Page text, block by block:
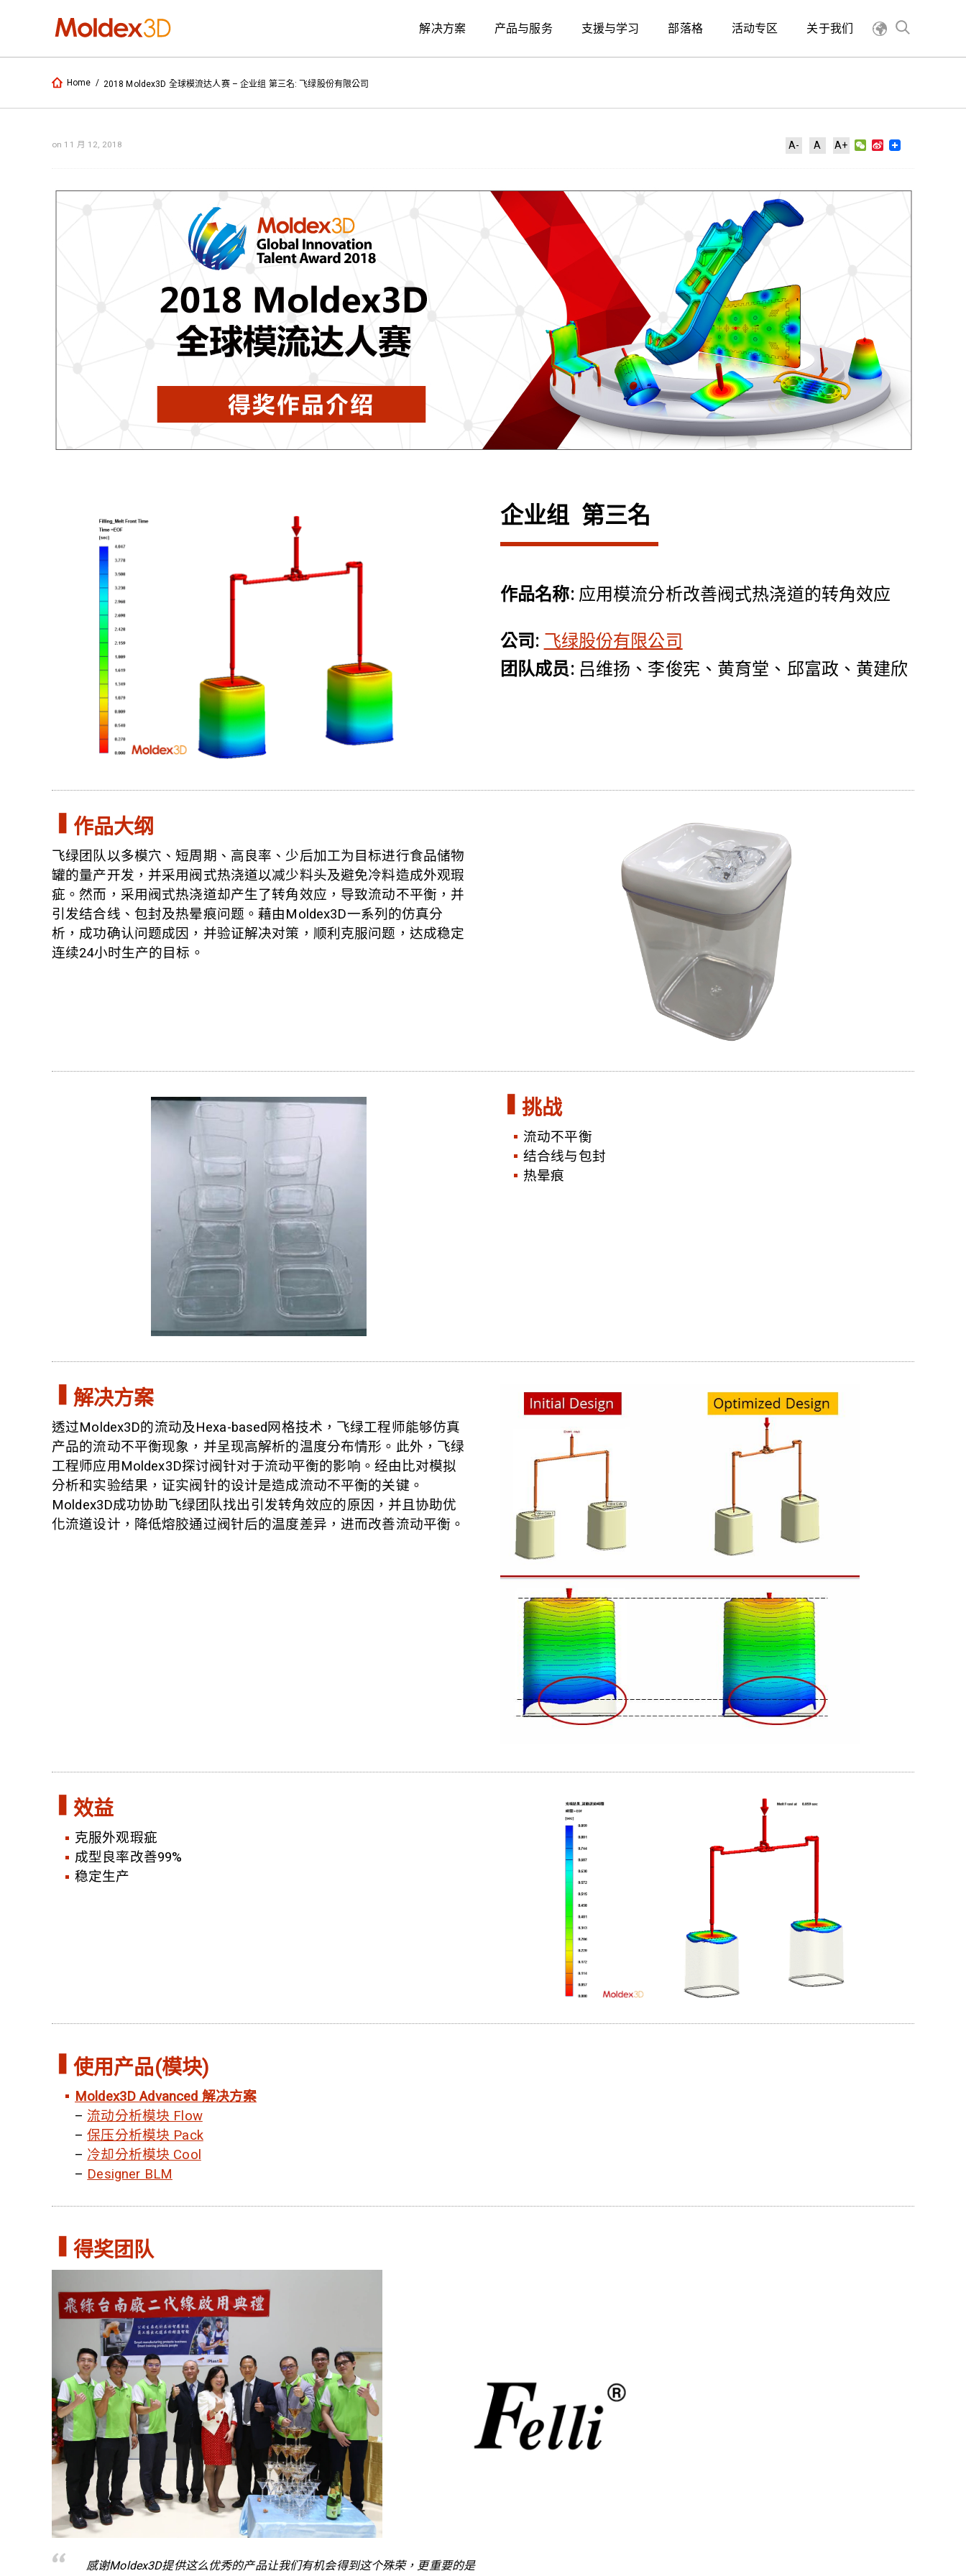
解决方案 产品与服务 支援与学习 部落格 活动专区 关于我们
Home / 2018 Moldex3D 全球模流达人赛 – 企业组 第三名: 飞绿股份有限公司
on 11 月 12, 2018 A- A A+ WeChat
Sina
企业组 第三名
作品名称:应用模流分析改善阀式热浇道的转角效应
公司: 飞绿股份有限公司
团队成员: 吕维扬、李俊宪、黄育堂、邱富政、黄建欣
作品大纲
飞绿团队以多模穴、短周期、高良率、少后加工为目标进行食品储物
罐的量产开发，并采用阀式热浇道以减少料头及避免冷料造成外观瑕
疵。然而，采用阀式热浇道却产生了转角效应，导致流动不平衡，并
引发结合线、包封及热晕痕问题。藉由Moldex3D一系列的仿真分
析，成功确认问题成因，并验证解决对策，顺利克服问题，达成稳定
连续24小时生产的目标。
挑战
流动不平衡
结合线与包封
热晕痕
解决方案
透过Moldex3D的流动及Hexa-based网格技术，飞绿工程师能够仿真
产品的流动不平衡现象，并呈现高解析的温度分布情形。此外，飞绿
工程师应用Moldex3D探讨阀针对于流动平衡的影响。经由比对模拟
分析和实验结果，证实阀针的设计是造成流动不平衡的关键。
Moldex3D成功协助飞绿团队找出引发转角效应的原因，并且协助优
化流道设计，降低熔胶通过阀针后的温度差异，进而改善流动平衡。
效益
克服外观瑕疵
成型良率改善99%
稳定生产
使用产品(模块)
Moldex3D Advanced 解决方案
– 流动分析模块 Flow
–保压分析模块 Pack
– 冷却分析模块 Cool
– Designer BLM
得奖团队
感谢Moldex3D提供这么优秀的产品让我们有机会得到这个殊荣，更重要的是